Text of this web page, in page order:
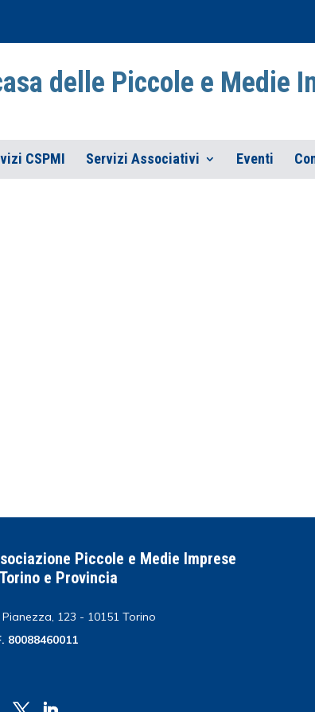
delle Piccole e Medie
CSPMI Servizi Associativi Eventi
Piccole e Medie Imprese
e Provincia
123 - 10151 Torino
80088460011